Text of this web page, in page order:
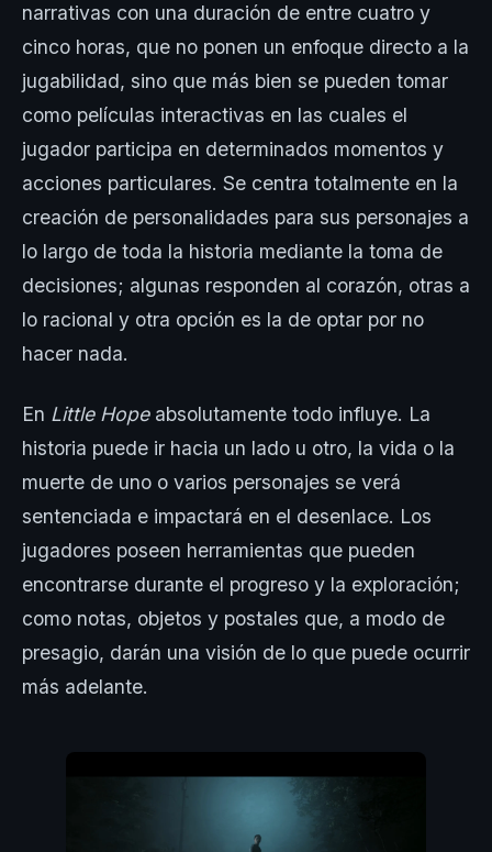
narrativas con una duración de entre cuatro y
cinco horas, que no ponen un enfoque directo a la
jugabilidad, sino que más bien se pueden tomar
como películas interactivas en las cuales el
jugador participa en determinados momentos y
acciones particulares. Se centra totalmente en la
creación de personalidades para sus personajes a
lo largo de toda la historia mediante la toma de
decisiones; algunas responden al corazón, otras a
lo racional y otra opción es la de optar por no
hacer nada.
En Little Hopeabsolutamente todo influye. La
historia puede ir hacia un lado u otro, la vida o la
muerte de uno o varios personajes se verá
sentenciada e impactará en el desenlace. Los
jugadores poseen herramientas que pueden
encontrarse durante el progreso y la exploración;
como notas, objetos y postales que, a modo de
presagio, darán una visión de lo que puede ocurrir
más adelante.